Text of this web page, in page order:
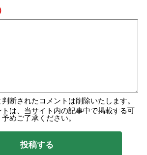
断されたコメントは削除いたします。
は、当サイト内の記事中で掲載する可
めご了承ください。